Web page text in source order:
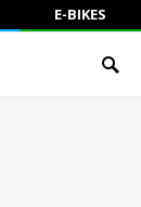
E-BIKES